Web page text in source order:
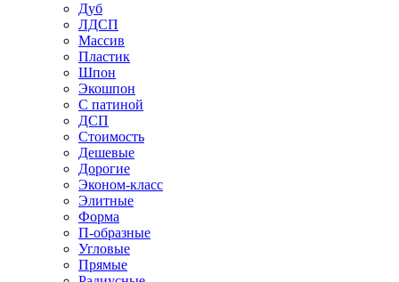
Дуб
ЛДСП
Массив
Пластик
Шпон
Экошпон
С патиной
ДСП
Стоимость
Дешевые
Дорогие
Эконом-класс
Элитные
Форма
П-образные
Угловые
Прямые